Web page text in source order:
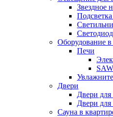
Звездное
Оборудование в
Печи
Двери
Двери для
Двери для
Сауна в